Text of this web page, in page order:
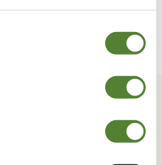
FRA
nyhetsbrev får du